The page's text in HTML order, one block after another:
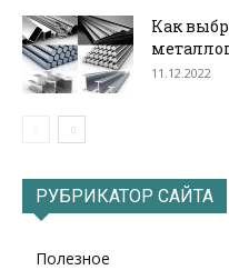
Как
11.12.2022
РУБРИКАТОР САЙТА
Полезное